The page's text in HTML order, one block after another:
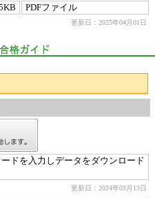
PDFファイル
更新日：2025年04月01日
ドを入力しデータをダウンロード
更新日：2024年03月13日